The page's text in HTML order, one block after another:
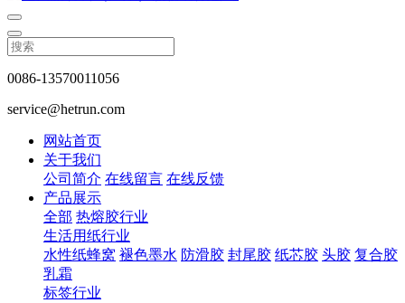
0086-13570011056
service@hetrun.com
网站首页
关于我们
公司简介 在线留言 在线反馈
产品展示
全部 热熔胶行业
生活用纸行业
水性纸蜂窝 褪色墨水 防滑胶 封尾胶 纸芯胶 头胶 复合胶
乳霜
标签行业